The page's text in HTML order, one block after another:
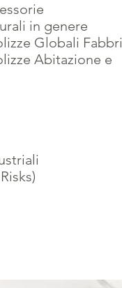
in genere
Globali
Abitazione e